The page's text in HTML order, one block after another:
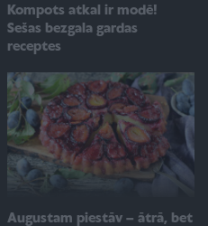
Kompots atkal ir modē!
Sešas bezgala gardas
receptes
Augustam piestāv – ātrā, bet